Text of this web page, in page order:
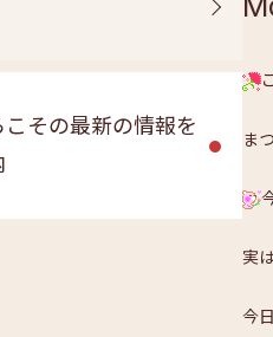
こその最新の情報を
ま
実
今